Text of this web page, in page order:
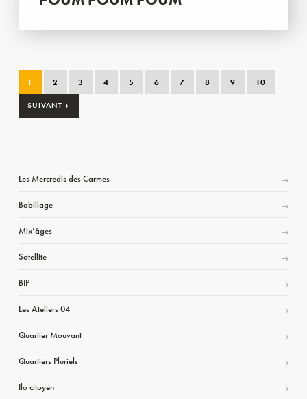
1 2 3 4 5 6 7 8 9 10
SUIVANT ›
Les Mercredis des Carmes
Babillage
Mix’âges
Satellite
BIP
Les Ateliers 04
Quartier Mouvant
Quartiers Pluriels
Ilo citoyen